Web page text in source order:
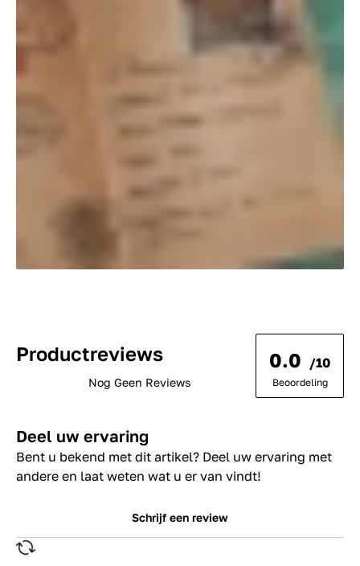
Productreviews
Nog Geen Reviews
0.0 /10
Beoordeling
Deel uw ervaring
Bent u bekend met dit artikel? Deel uw ervaring met
andere en laat weten wat u er van vindt!
Schrijf een review